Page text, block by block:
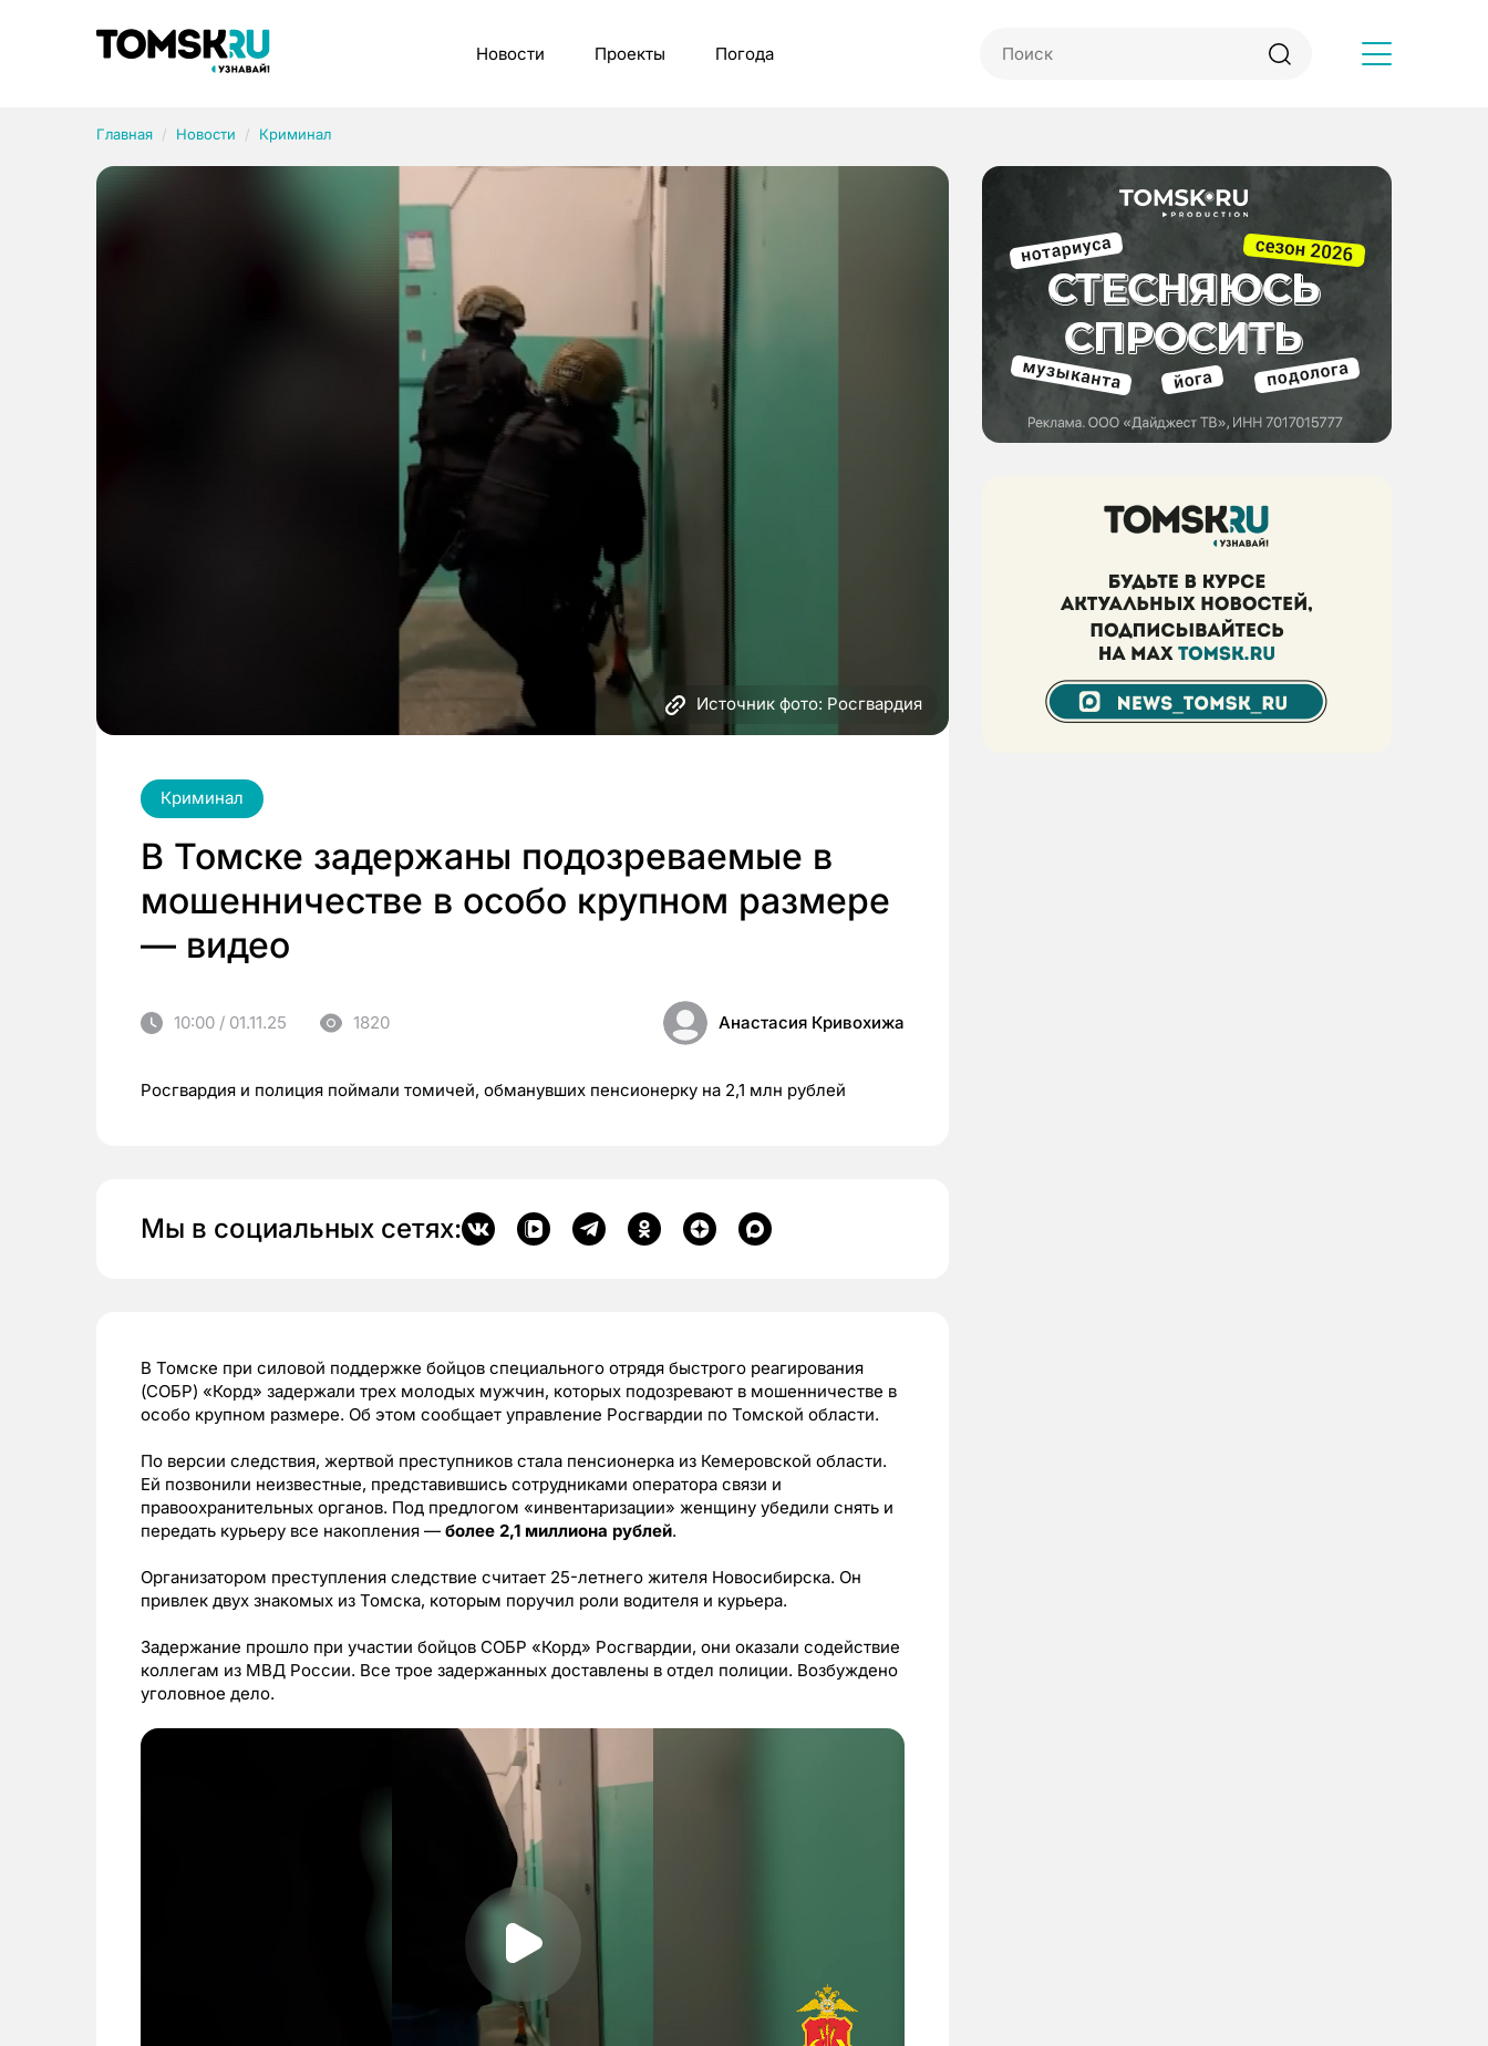
Новости Проекты Погода
Главная Новости Криминал
Источник фото: Росгвардия
Криминал
В Томске задержаны подозреваемые в
мошенничестве в особо крупном размере
— видео
10:00 / 01.11.25 1820 Анастасия Кривохижа
Росгвардия и полиция поймали томичей, обманувших пенсионерку на 2,1 млн рублей
Мы в социальных сетях:
В Томске при силовой поддержке бойцов специального отрядя быстрого реагирования
(СОБР) «Корд» задержали трех молодых мужчин, которых подозревают в мошенничестве в
особо крупном размере. Об этом сообщает управление Росгвардии по Томской области.
По версии следствия, жертвой преступников стала пенсионерка из Кемеровской области.
Ей позвонили неизвестные, представившись сотрудниками оператора связи и
правоохранительных органов. Под предлогом «инвентаризации» женщину убедили снять и
передать курьеру все накопления — более 2,1 миллиона рублей.
Организатором преступления следствие считает 25-летнего жителя Новосибирска. Он
привлек двух знакомых из Томска, которым поручил роли водителя и курьера.
Задержание прошло при участии бойцов СОБР «Корд» Росгвардии, они оказали содействие
коллегам из МВД России. Все трое задержанных доставлены в отдел полиции. Возбуждено
уголовное дело.
Рубрики